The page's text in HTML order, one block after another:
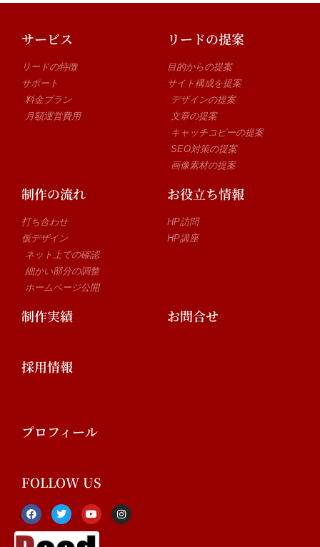
サービス
リードの特徴
サポート
料金プラン
月額運営費用
リードの提案
目的からの提案
サイト構成を提案
デザインの提案
文章の提案
キャッチコピーの提案
SEO対策の提案
画像素材の提案
制作の流れ
打ち合わせ
仮デザイン
ネット上での確認
細かい部分の調整
ホームページ公開
お役立ち情報
HP訪問
HP講座
制作実績 お問合せ
採用情報
プロフィール
FOLLOW US
F
a
c
e
T
w
i
t
Y
o
u
t
I
n
s